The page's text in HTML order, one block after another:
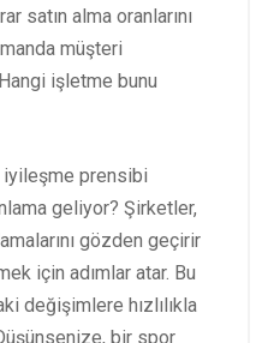
satın alma oranlarını
müşteri
işletme bunu
prensibi
geliyor? Şirketler,
gözden geçirir
için adımlar atar. Bu
değişimlere hızlılıkla
bir spor